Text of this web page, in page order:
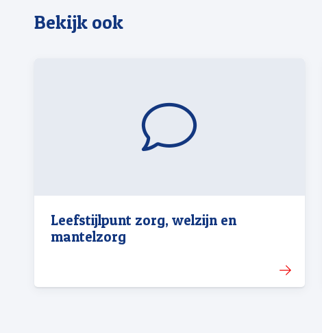
Bekijk ook
Leefstijlpunt zorg, welzijn en
mantelzorg